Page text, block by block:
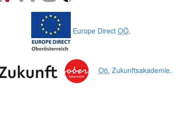
Europe Direct OÖ.
Oö. Zukunftsakademie.